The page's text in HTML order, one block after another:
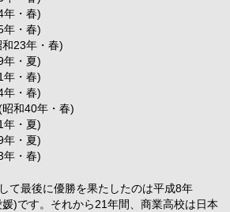
年・春)
年・春)
23年・春)
年・夏)
年・春)
年・春)
和40年・春)
年・夏)
年・夏)
年・春)
て最後に優勝を果たしたのは平成8年
)です。それから21年間、商業高校は日本